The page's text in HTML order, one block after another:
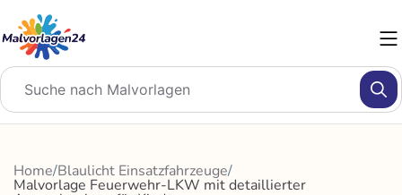
Inhalt
springen
Home/Blaulicht Einsatzfahrzeuge/
Malvorlage Feuerwehr-LKW mit detaillierter